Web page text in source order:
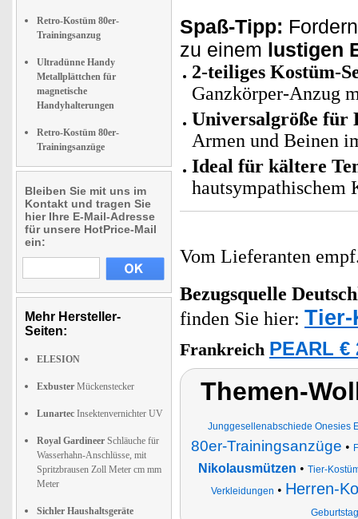
Retro-Kostüm 80er-
Trainingsanzug
Ultradünne Handy
Metallplättchen für
magnetische
Handyhalterungen
Retro-Kostüm 80er-
Trainingsanzüge
Bleiben Sie mit uns im
Kontakt und tragen Sie
hier Ihre E-Mail-Adresse
für unsere HotPrice-Mail
ein:
Mehr Hersteller-
Seiten:
ELESION
Exbuster Mückenstecker
Lunartec Insektenvernichter UV
Royal Gardineer Schläuche für
Wasserhahn-Anschlüsse, mit
Spritzbrausen Zoll Meter cm mm
Meter
Sichler Haushaltsgeräte
Spaß-Tipp:
zu einem lustigen
2-teiliges Kostüm-
Ganzkörper-Anzug
Universalgröße für
Armen und Beinen
Ideal für kältere
hautsympathischem
Vom Lieferanten
Bezugsquelle
finden Sie hier: Tier-
Frankreich PEARL €
Themen-
Junggesellenabschiede Onesies
80er-Trainingsanzüge •
Nikolausmützen • Tier-
Verkleidungen • Herren-